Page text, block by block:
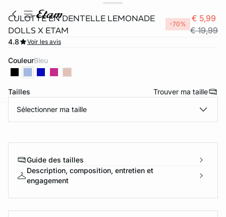
CULOTTE EN DENTELLE LEMONADE
DOLLS X ETAM
-70%
€ 5,99
€ 19,99
4.8 Voir les avis
Couleur bleu
Tailles Trouver ma taille
Sélectionner ma taille
Guide des tailles
Description, composition, entretien et
engagement